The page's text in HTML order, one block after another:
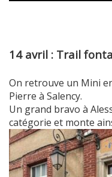
14 avril : Trail
On retrouve un Mini
Pierre à Salency.
Un grand bravo à
catégorie et monte